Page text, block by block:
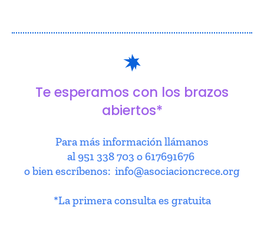
Te esperamos con los brazos
abiertos*
Para más información llámanos
al 951 338 703 o 617691676
o bien escríbenos: info@asociacioncrece.org
*La primera consulta es gratuita